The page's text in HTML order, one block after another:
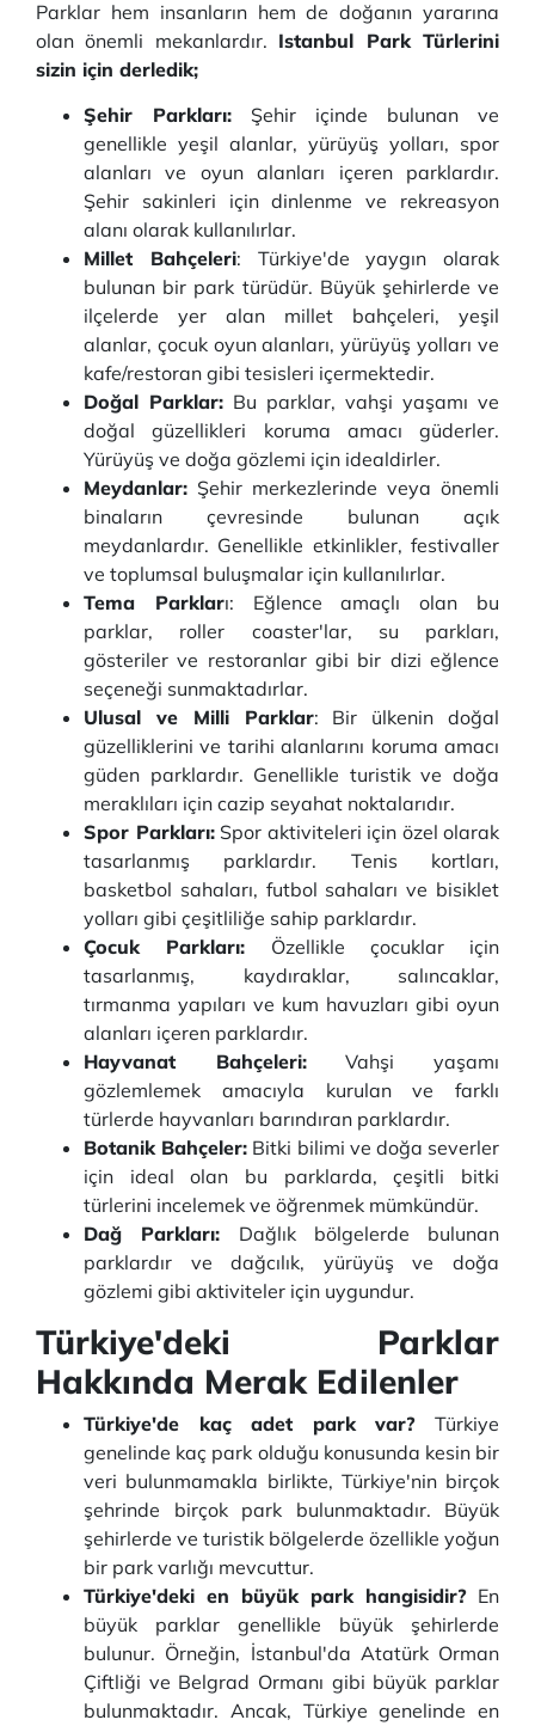
Parklar hem insanların hem de doğanın yararına
olan önemli mekanlardır. Istanbul Park Türlerini
sizin için derledik;
Şehir Parkları: Şehir içinde bulunan ve
genellikle yeşil alanlar, yürüyüş yolları, spor
alanları ve oyun alanları içeren parklardır.
Şehir sakinleri için dinlenme ve rekreasyon
alanı olarak kullanılırlar.
Millet Bahçeleri: Türkiye'de yaygın olarak
bulunan bir park türüdür. Büyük şehirlerde ve
ilçelerde yer alan millet bahçeleri, yeşil
alanlar, çocuk oyun alanları, yürüyüş yolları ve
kafe/restoran gibi tesisleri içermektedir.
Doğal Parklar: Bu parklar, vahşi yaşamı ve
doğal güzellikleri koruma amacı güderler.
Yürüyüş ve doğa gözlemi için idealdirler.
Meydanlar: Şehir merkezlerinde veya önemli
binaların çevresinde bulunan açık
meydanlardır. Genellikle etkinlikler, festivaller
ve toplumsal buluşmalar için kullanılırlar.
Tema Parkları: Eğlence amaçlı olan bu
parklar, roller coaster'lar, su parkları,
gösteriler ve restoranlar gibi bir dizi eğlence
seçeneği sunmaktadırlar.
Ulusal ve Milli Parklar: Bir ülkenin doğal
güzelliklerini ve tarihi alanlarını koruma amacı
güden parklardır. Genellikle turistik ve doğa
meraklıları için cazip seyahat noktalarıdır.
Spor Parkları:Spor aktiviteleri için özel olarak
tasarlanmış parklardır. Tenis kortları,
basketbol sahaları, futbol sahaları ve bisiklet
yolları gibi çeşitliliğe sahip parklardır.
Çocuk Parkları: Özellikle çocuklar için
tasarlanmış, kaydıraklar, salıncaklar,
tırmanma yapıları ve kum havuzları gibi oyun
alanları içeren parklardır.
Hayvanat Bahçeleri:Vahşi yaşamı
gözlemlemek amacıyla kurulan ve farklı
türlerde hayvanları barındıran parklardır.
Botanik Bahçeler: Bitki bilimi ve doğa severler
için ideal olan bu parklarda, çeşitli bitki
türlerini incelemek ve öğrenmek mümkündür.
Dağ Parkları: Dağlık bölgelerde bulunan
parklardır ve dağcılık, yürüyüş ve doğa
gözlemi gibi aktiviteler için uygundur.
Türkiye'deki Parklar
Hakkında Merak Edilenler
Türkiye'de kaç adet park var? Türkiye
genelinde kaç park olduğu konusunda kesin bir
veri bulunmamakla birlikte, Türkiye'nin birçok
şehrinde birçok park bulunmaktadır. Büyük
şehirlerde ve turistik bölgelerde özellikle yoğun
bir park varlığı mevcuttur.
Türkiye'deki en büyük park hangisidir? En
büyük parklar genellikle büyük şehirlerde
bulunur. Örneğin, İstanbul'da Atatürk Orman
Çiftliği ve Belgrad Ormanı gibi büyük parklar
bulunmaktadır. Ancak, Türkiye genelinde en